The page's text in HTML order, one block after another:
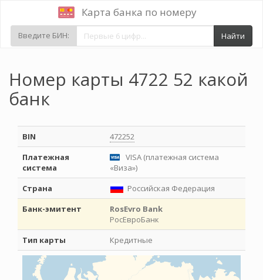
Карта банка по номеру
Введите БИН: Найти
Номер карты 4722 52 какой
банк
BIN
472252
Платежная
система
VISA (платежная система
«Виза»)
Страна
Российская Федерация
Банк-эмитент
RosEvro Bank
РосЕвроБанк
Тип карты
Кредитные